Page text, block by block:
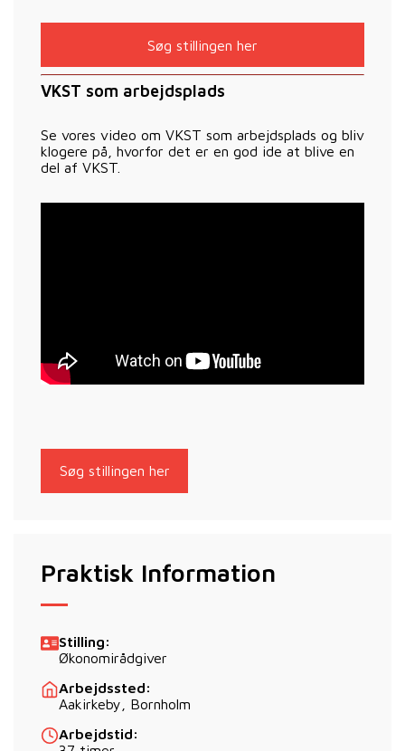
Søg stillingen her
VKST som arbejdsplads
Se vores video om VKST som arbejdsplads og bliv
klogere på, hvorfor det er en god ide at blive en
del af VKST.
Søg stillingen her
Praktisk Information
Stilling:
Økonomirådgiver
Arbejdssted:
Aakirkeby, Bornholm
Arbejdstid: